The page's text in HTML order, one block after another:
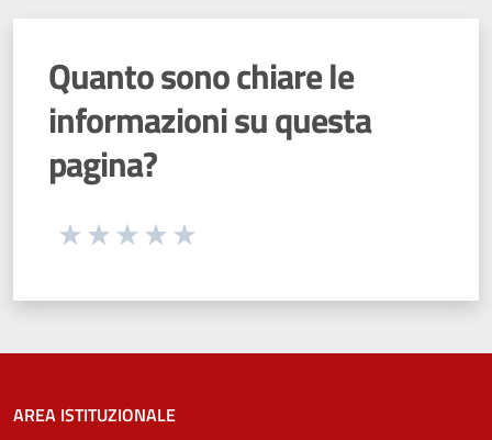
Quanto sono chiare le
informazioni su questa
pagina?
Seleziona una valutazione da 1 a 5 stelle
AREA ISTITUZIONALE